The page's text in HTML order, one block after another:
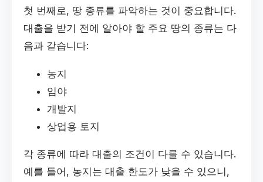
첫 번째로, 땅 종류를 파악하는 것이 중요합니다.
대출을 받기 전에 알아야 할 주요 땅의 종류는 다
음과 같습니다:
농지
임야
개발지
상업용 토지
각 종류에 따라 대출의 조건이 다를 수 있습니다.
예를 들어, 농지는 대출 한도가 낮을 수 있으니,